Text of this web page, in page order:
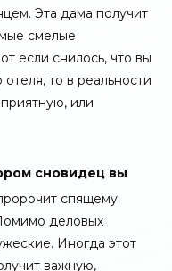
Эта дама получит
смелые
если снилось, что вы
то в реальности
или
сновидец вы
спящему
деловых
Иногда этот
важную,